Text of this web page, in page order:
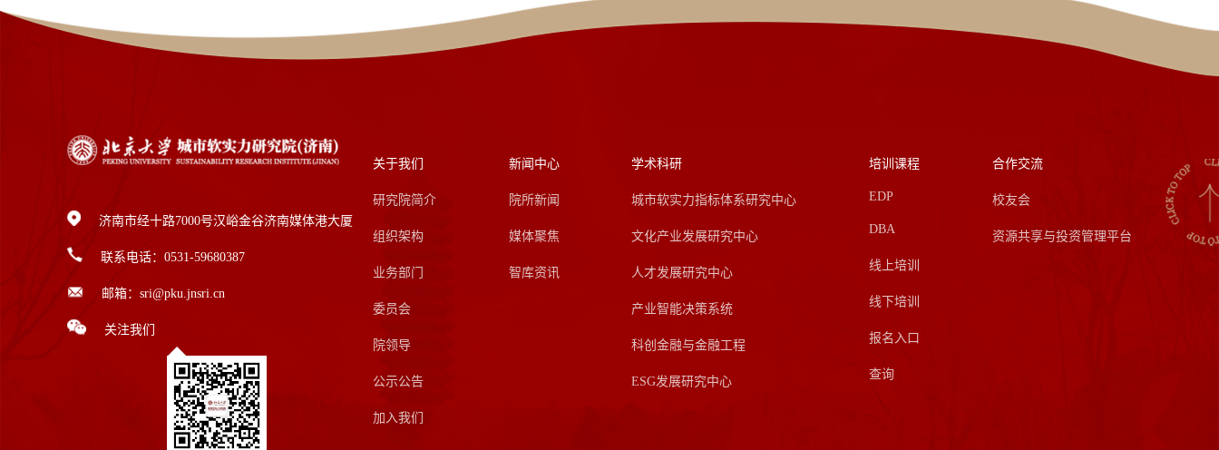
济南市经十路7000号汉峪金谷济南媒体港大厦
联系电话：0531-59680387
邮箱：sri@pku.jnsri.cn
关注我们
关于我们
研究院简介
组织架构
业务部门
委员会
院领导
公示公告
加入我们
新闻中心
院所新闻
媒体聚焦
智库资讯
学术科研
城市软实力指标体系研究中心
文化产业发展研究中心
人才发展研究中心
产业智能决策系统
科创金融与金融工程
ESG发展研究中心
培训课程
EDP
DBA
线上培训
线下培训
报名入口
查询
合作交流
校友会
资源共享与投资管理平台